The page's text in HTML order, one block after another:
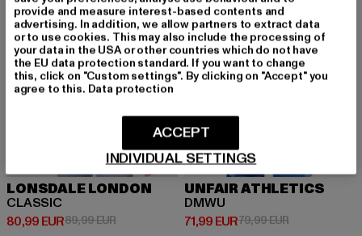
LONSDALE LONDON
CLASSIC
80,99 EUR
Derzeitiger Preis: 80,99 EUR
89,99 EURAktionspreis: 89,99 EUR
UNFAIR ATHLETICS
DMWU
71,99 EUR
Derzeitiger Preis: 71,99 EUR
79,99 EURAktionspreis:
provide and measure interest-based contents and
advertising. In addition, we allow partners to extract data
or to use cookies. This may also include the processing of
your data in the USA or other countries which do not have
the EU data protection standard. If you want to change
this, click on "Custom settings". By clicking on "Accept" you
agree to this. Data protection
INDIVIDUAL SETTINGS
ACCEPT